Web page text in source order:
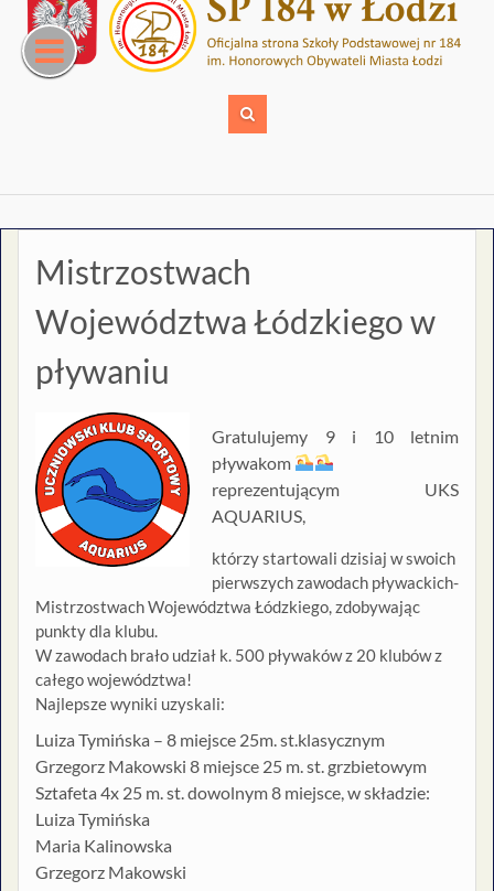
content
Mistrzostwach
Województwa Łódzkiego w
pływaniu
Gratulujemy 9 i 10 letnim
pływakom
reprezentującym UKS
AQUARIUS,
którzy startowali dzisiaj w swoich
pierwszych zawodach pływackich-
Mistrzostwach Województwa Łódzkiego, zdobywając
punkty dla klubu.
W zawodach brało udział k. 500 pływaków z 20 klubów z
całego województwa!
Najlepsze wyniki uzyskali:
Luiza Tymińska – 8 miejsce 25m. st.klasycznym
Grzegorz Makowski 8 miejsce 25 m. st. grzbietowym
Sztafeta 4x 25 m. st. dowolnym 8 miejsce, w składzie:
Luiza Tymińska
Maria Kalinowska
Grzegorz Makowski